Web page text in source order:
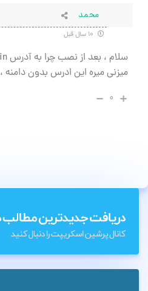
محمد
میزنی میره این ادرس بدون دامنه ،
۰